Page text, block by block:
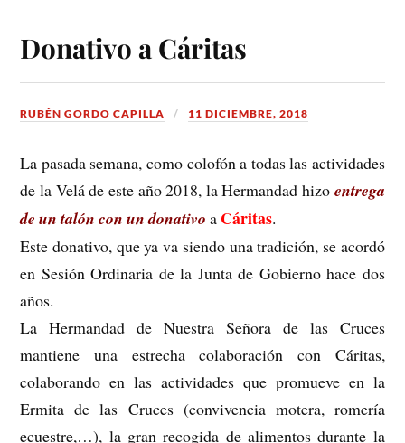
Donativo a Cáritas
RUBÉN GORDO CAPILLA 11 DICIEMBRE, 2018
La pasada semana, como colofón a todas las actividades
de la Velá de este año 2018, la Hermandad hizo entrega
de un talón con un donativo a Cáritas.
Este donativo, que ya va siendo una tradición, se acordó
en Sesión Ordinaria de la Junta de Gobierno hace dos
años.
La Hermandad de Nuestra Señora de las Cruces
mantiene una estrecha colaboración con Cáritas,
colaborando en las actividades que promueve en la
Ermita de las Cruces (convivencia motera, romería
ecuestre,…), la gran recogida de alimentos durante la